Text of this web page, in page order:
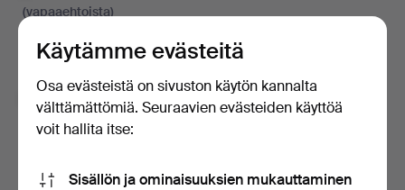
(vapaaehtoista)
Sisältää huutokauppaluetteloita, kutsuja tapahtumiin ja uutisia.
Jos muutat mielesi, voit peruuttaa tilauksen helposti.
Tilaa Auctionet -sivuston uutiskirje.
(vapaaehtoista)
Sisältää muun muassa asiantuntijoiden vinkkejä, valikoituja
Käytämme evästeitä
Osa evästeistä on sivuston käytön kannalta
välttämättömiä. Seuraavien evästeiden käyttöä
voit hallita itse:
Sisällön ja ominaisuuksien mukauttaminen